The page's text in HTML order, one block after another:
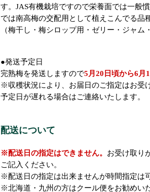
す。JAS有機栽培ですので栄養面では一般
では南高梅の交配用として植えこんでる品
（梅干し・梅シロップ用・ゼリー・ジャム
●発送予定日
完熟梅を発送しますので5月20日頃から6月
※収穫状況により、お届日のご指定はお受
予定日が遅れる場合はご連絡いたします。
配送について
※配送日の指定はできません。 お受け取り
ご記入ください。
※配送日の指定は出来ませんが時間指定は
※北海道・九州の方はクール便をお勧めい